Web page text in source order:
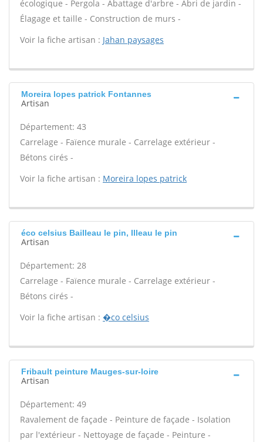
écologique - Pergola - Abattage d'arbre - Abri de jardin -
Élagage et taille - Construction de murs -
Voir la fiche artisan : Jahan paysages
Moreira lopes patrick Fontannes
Artisan
Département: 43
Carrelage - Faïence murale - Carrelage extérieur -
Bétons cirés -
Voir la fiche artisan : Moreira lopes patrick
éco celsius Bailleau le pin, Illeau le pin
Artisan
Département: 28
Carrelage - Faïence murale - Carrelage extérieur -
Bétons cirés -
Voir la fiche artisan : �co celsius
Fribault peinture Mauges-sur-loire
Artisan
Département: 49
Ravalement de façade - Peinture de façade - Isolation
par l'extérieur - Nettoyage de façade - Peinture -